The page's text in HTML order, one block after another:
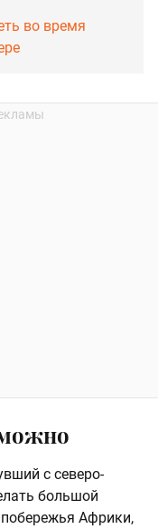
во время
с северо-
большой
Африки,